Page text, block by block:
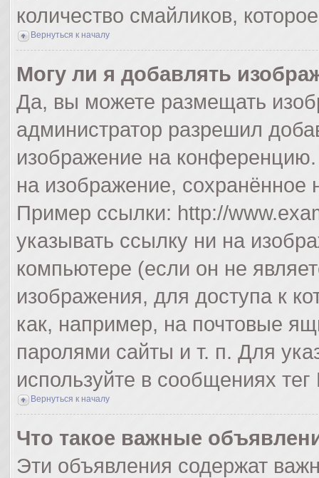
количество смайликов,
Вернуться к началу
Могу ли я добавлять
Да, вы можете размещать
администратор разрешил
изображение на
на изображение,
Пример ссылки: http://
указывать ссылку ни на
компьютере (если он не
изображения, для доступа к
как, например, на почтовые
паролями сайты и т. п. Для
используйте в сообщениях
Вернуться к началу
Что такое важные
Эти объявления содержат